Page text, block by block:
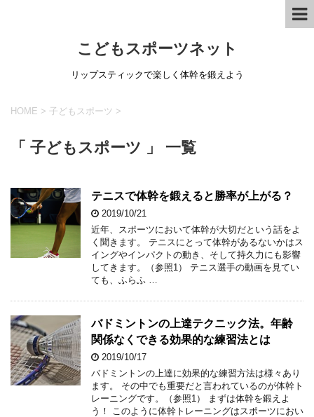
こどもスポーツネット
リップスティックで楽しく体幹を鍛えよう
HOME > 子どもスポーツ >
「 子どもスポーツ 」 一覧
テニスで体幹を鍛えると勝率が上がる？
2019/10/21
近年、スポーツにおいて体幹が大切だという話をよ
く聞きます。 テニスにとって体幹があるないかはス
イングやインパクトの動き、そして持久力にも影響
してきます。（参照1） テニス選手の動画を見てい
ても、ふらふ …
バドミントンの上達テクニック法。年齢
関係なくできる効果的な練習法とは
2019/10/17
バドミントンの上達に効果的な練習方法は様々あり
ます。 その中でも重要だと言われているのが体幹ト
レーニングです。（参照1） まずは体幹を鍛えよ
う！ このように体幹トレーニングはスポーツにおい